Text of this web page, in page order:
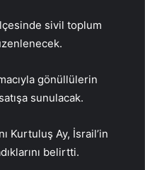
sivil toplum
gönüllülerin
sunulacak.
Kurtuluş Ay, İsrail’in
belirtti.